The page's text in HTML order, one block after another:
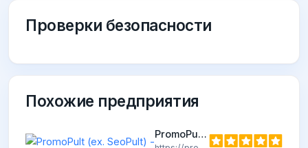
Проверки безопасности
Похожие предприятия
PromoPult (ex. SeoPult) -